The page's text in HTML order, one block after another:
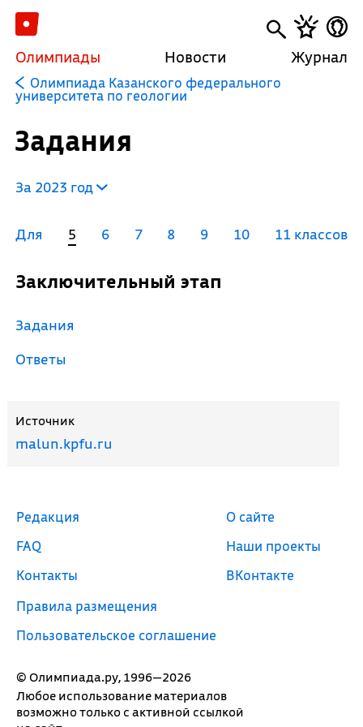
Олимпиады Новости Журнал
Олимпиада Казанского федерального
университета по геологии
Задания
За 2023 год
Для 5 6 7 8 9 10 11 классов
Заключительный этап
Задания
Ответы
Источник
malun.kpfu.ru
© Олимпиада.ру, 1996—2026
Любое использование материалов
возможно только с активной ссылкой
Редакция
FAQ
Контакты
Правила размещения
Пользовательское соглашение
О сайте
Наши проекты
ВКонтакте